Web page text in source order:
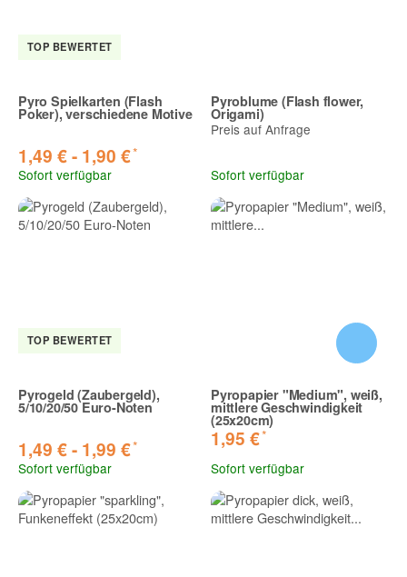
TOP BEWERTET
Pyro Spielkarten (Flash
Poker), verschiedene Motive
1,49 € - 1,90 €*
Sofort verfügbar
Pyroblume (Flash flower,
Origami)
Preis auf Anfrage
Sofort verfügbar
TOP BEWERTET
Pyrogeld (Zaubergeld),
5/10/20/50 Euro-Noten
1,49 € - 1,99 €*
Sofort verfügbar
Pyropapier "Medium", weiß,
mittlere Geschwindigkeit
(25x20cm)
1,95 €*
Sofort verfügbar